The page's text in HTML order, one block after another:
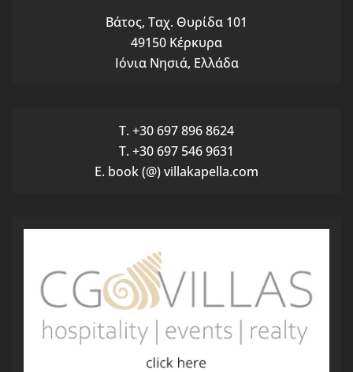
Βάτος, Ταχ. Θυρίδα 101
49150 Κέρκυρα
Ιόνια Νησιά, Ελλάδα
T. +30 697 896 8624
T. +30 697 546 9631
E. book (@) villakapella.com